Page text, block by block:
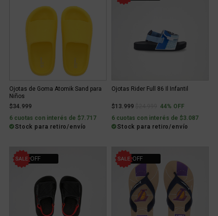
Ojotas de Goma Atomik Sand para
Niños
$34.999
6 cuotas con interés de $7.717
Stock para retiro/envío
Ojotas Rider Full 86 Il Infantil
$13.999 Price reduced from
to44% OFF
6 cuotas con interés de $3.087
Stock para retiro/envío
24% OFF 45% OFF